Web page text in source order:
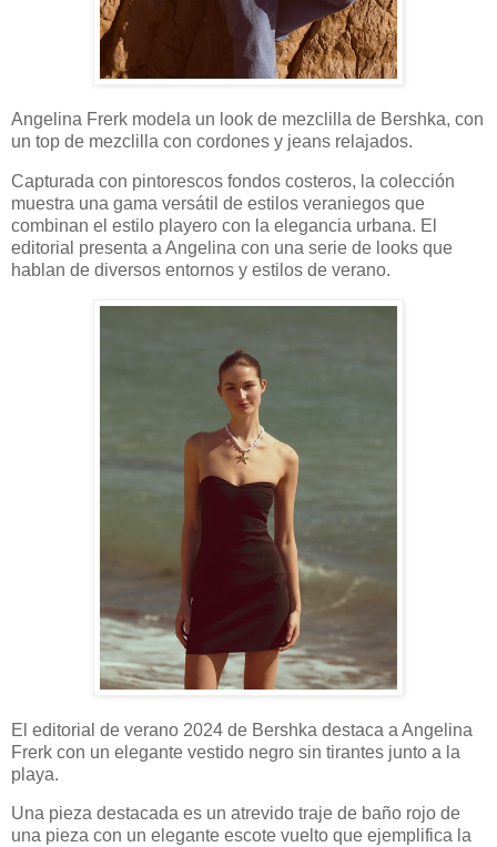
Angelina Frerk modela un look de mezclilla de Bershka, con
un top de mezclilla con cordones y jeans relajados.
Capturada con pintorescos fondos costeros, la colección
muestra una gama versátil de estilos veraniegos que
combinan el estilo playero con la elegancia urbana. El
editorial presenta a Angelina con una serie de looks que
hablan de diversos entornos y estilos de verano.
El editorial de verano 2024 de Bershka destaca a Angelina
Frerk con un elegante vestido negro sin tirantes junto a la
playa.
Una pieza destacada es un atrevido traje de baño rojo de
una pieza con un elegante escote vuelto que ejemplifica la